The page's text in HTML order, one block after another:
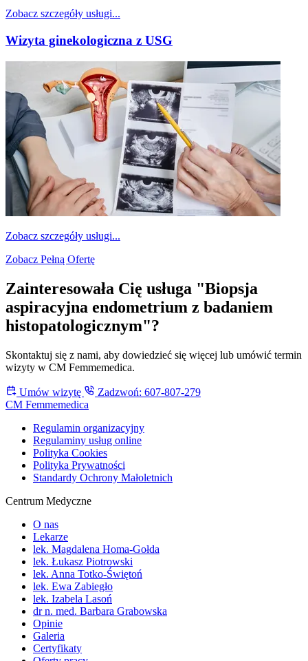
Zobacz szczegóły usługi...
Wizyta ginekologiczna z USG
Zobacz szczegóły usługi...
Zobacz Pełną Ofertę
Zainteresowała Cię usługa "Biopsja
aspiracyjna endometrium z badaniem
histopatologicznym"?
Skontaktuj się z nami, aby dowiedzieć się więcej lub umówić termin
wizyty w CM Femmemedica.
Umów wizytę
Zadzwoń: 607-807-279
CM Femmemedica
Regulamin organizacyjny
Regulaminy usług online
Polityka Cookies
Polityka Prywatności
Standardy Ochrony Małoletnich
Centrum Medyczne
O nas
Lekarze
lek. Magdalena Homa-Gołda
lek. Łukasz Piotrowski
lek. Anna Totko-Świętoń
lek. Ewa Zabiegło
lek. Izabela Lasoń
dr n. med. Barbara Grabowska
Opinie
Galeria
Certyfikaty